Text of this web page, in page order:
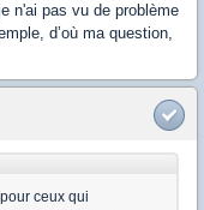
n'ai pas vu de problème
d’où ma question,
ceux qui